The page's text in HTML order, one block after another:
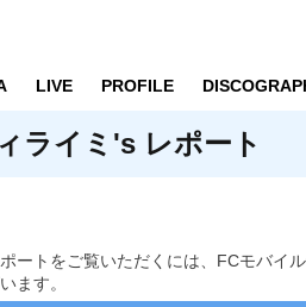
LIVE PROFILE
ライミ's レポート
ートをご覧いただくには、FCモバイ
ます。